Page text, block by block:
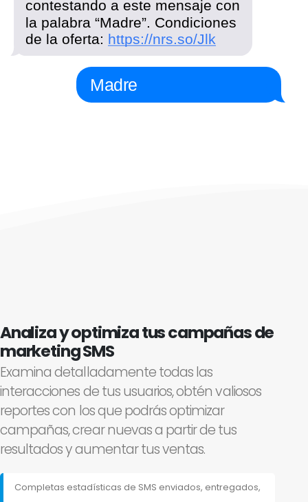
Analiza y optimiza tus campañas de
marketing SMS
Examina detalladamente todas las
interacciones de tus usuarios, obtén valiosos
reportes con los que podrás optimizar
campañas, crear nuevas a partir de tus
resultados y aumentar tus ventas.
Completas estadísticas de SMS enviados, entregados,